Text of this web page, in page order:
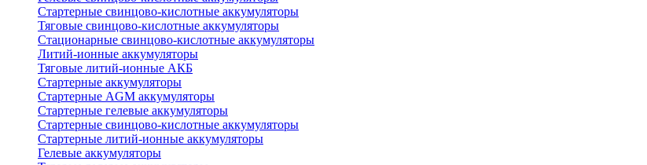
Стартерные свинцово-кислотные аккумуляторы
Тяговые свинцово-кислотные аккумуляторы
Стационарные свинцово-кислотные аккумуляторы
Литий-ионные аккумуляторы
Тяговые литий-ионные АКБ
Стартерные аккумуляторы
Стартерные AGM аккумуляторы
Стартерные гелевые аккумуляторы
Стартерные свинцово-кислотные аккумуляторы
Стартерные литий-ионные аккумуляторы
Гелевые аккумуляторы